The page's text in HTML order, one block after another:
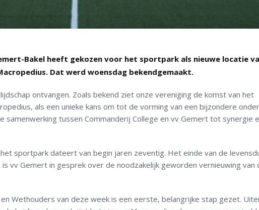
Bakel heeft gekozen voor het sportpark als nieuwe locatie
Dat werd woensdag bekendgemaakt.
ontvangen. Zoals bekend ziet onze vereniging de komst van het
als een unieke kans om tot de vorming van een bijzondere
samenwerking tussen Commanderij College en vv Gemert tot synergie
sportpark dateert van begin jaren zeventig. Het einde van de
vv Gemert in gesprek over de noodzakelijk geworden vernieuwing van
Wethouders van deze week is een eerste, belangrijke stap gezet.